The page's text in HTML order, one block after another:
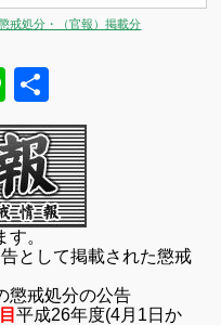
戒処分・（官報）掲載分
Line
有
。
として掲載された懲戒
懲戒処分の公告
平成26年度(4月 1 日か